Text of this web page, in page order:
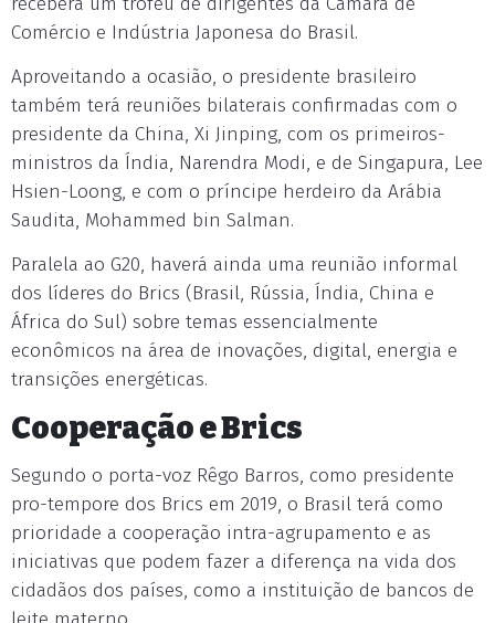
Comércio e Indústria Japonesa do Brasil.
Aproveitando a ocasião, o presidente brasileiro
também terá reuniões bilaterais confirmadas com o
presidente da China, Xi Jinping, com os primeiros-
ministros da Índia, Narendra Modi, e de Singapura, Lee
Hsien-Loong, e com o príncipe herdeiro da Arábia
Saudita, Mohammed bin Salman.
Paralela ao G20, haverá ainda uma reunião informal
dos líderes do Brics (Brasil, Rússia, Índia, China e
África do Sul) sobre temas essencialmente
econômicos na área de inovações, digital, energia e
transições energéticas.
Cooperação e Brics
Segundo o porta-voz Rêgo Barros, como presidente
pro-tempore dos Brics em 2019, o Brasil terá como
prioridade a cooperação intra-agrupamento e as
iniciativas que podem fazer a diferença na vida dos
cidadãos dos países, como a instituição de bancos de